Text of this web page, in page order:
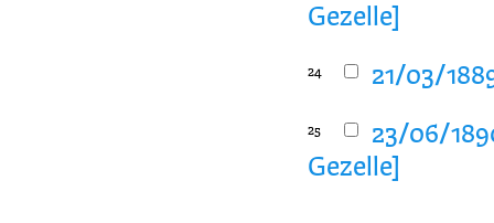
Gezelle]
24 21/03/
25
23/06/
Gezelle]